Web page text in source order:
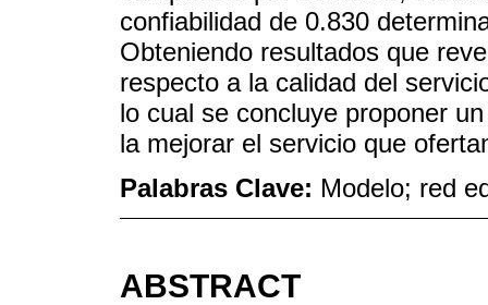
confiabilidad de 0.830
Obteniendo resultados que
respecto a la calidad del
lo cual se concluye proponer
la mejorar el servicio que
Palabras Clave: Modelo; red
ABSTRACT